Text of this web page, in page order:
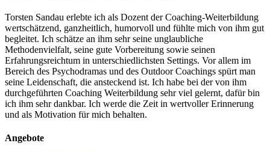
Torsten Sandau erlebte ich als Dozent der Coaching-Weiterbildung
wertschätzend, ganzheitlich, humorvoll und fühlte mich von ihm gut
begleitet. Ich schätze an ihm sehr seine unglaubliche
Methodenvielfalt, seine gute Vorbereitung sowie seinen
Erfahrungsreichtum in unterschiedlichsten Settings. Vor allem im
Bereich des Psychodramas und des Outdoor Coachings spürt man
seine Leidenschaft, die ansteckend ist. Ich habe bei der von ihm
durchgeführten Coaching Weiterbildung sehr viel gelernt, dafür bin
ich ihm sehr dankbar. Ich werde die Zeit in wertvoller Erinnerung
und als Motivation für mich behalten.
Angebote